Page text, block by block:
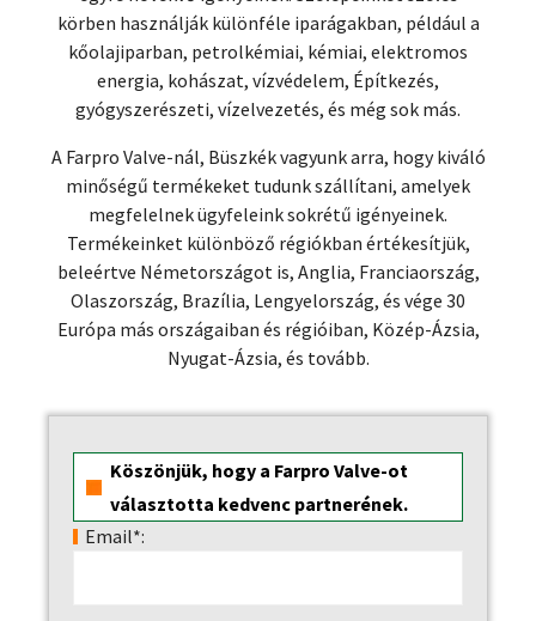
körben használják különféle iparágakban, például a
kőolajiparban, petrolkémiai, kémiai, elektromos
energia, kohászat, vízvédelem, Építkezés,
gyógyszerészeti, vízelvezetés, és még sok más.
A Farpro Valve-nál, Büszkék vagyunk arra, hogy kiváló
minőségű termékeket tudunk szállítani, amelyek
megfelelnek ügyfeleink sokrétű igényeinek.
Termékeinket különböző régiókban értékesítjük,
beleértve Németországot is, Anglia, Franciaország,
Olaszország, Brazília, Lengyelország, és vége 30
Európa más országaiban és régióiban, Közép-Ázsia,
Nyugat-Ázsia, és tovább.
Köszönjük, hogy a Farpro Valve-ot
választotta kedvenc partnerének.
Email*: